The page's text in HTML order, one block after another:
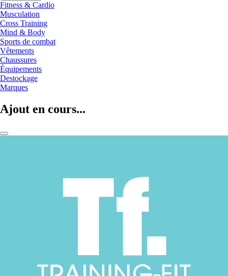
Fitness & Cardio
Musculation
Cross Training
Mind & Body
Sports de combat
Vêtements
Chaussures
Équipements
Destockage
Marques
Ajout en cours...